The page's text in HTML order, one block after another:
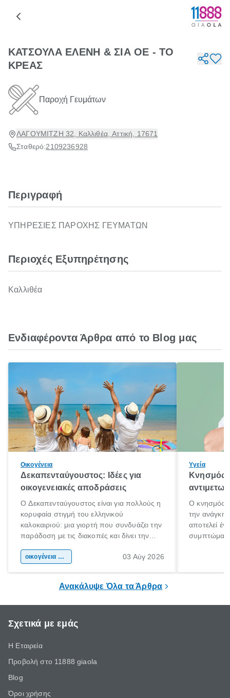
ΚΑΤΣΟΥΛΑ ΕΛΕΝΗ & ΣΙΑ ΟΕ - ΤΟ
ΚΡΕΑΣ
Παροχή Γευμάτων
ΛΑΓΟΥΜΙΤΖΗ 32, Καλλιθέα, Αττική, 17671
Σταθερό:2109236928
Περιγραφή
ΥΠΗΡΕΣΙΕΣ ΠΑΡΟΧΗΣ ΓΕΥΜΑΤΩΝ
Περιοχές Εξυπηρέτησης
Καλλιθέα
Ενδιαφέροντα Άρθρα από το Blog μας
Οικογένεια
Δεκαπενταύγουστος: Ιδέες για
οικογενειακές αποδράσεις
Ο Δεκαπενταύγουστος είναι για πολλούς η
κορυφαία στιγμή του ελληνικού
καλοκαιριού: μια γιορτή που συνδυάζει την
παράδοση με τις διακοπές και δίνει την
χώρας. Είτε πρόκειται για λίγες μέρες
οικογένεια & παιδί 03 Αύγ 2026
Υγεία
Κνησμός:
Ο κνησμός
την ανάγκη
αποτελεί
Ανακάλυψε Όλα τα Άρθρα
Σχετικά με εμάς
Η Εταιρεία
Προβολή στο 11888 giaola
Blog
Όροι χρήσης